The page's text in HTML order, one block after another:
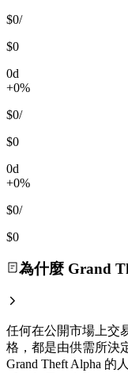
$0/
$0
0d
+0%
$0/
$0
0d
+0%
$0/
$0
為什麼 Grand
任何在公開市場上交
格，都是由供需所決
Grand Theft Alpha 的